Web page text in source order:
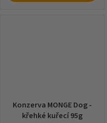
Konzerva MONGE Dog -
křehké kuřecí 95g